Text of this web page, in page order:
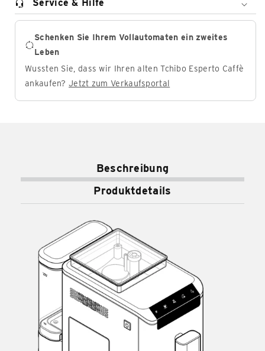
Service & Hilfe
Schenken Sie Ihrem Vollautomaten ein zweites
Leben
Wussten Sie, dass wir Ihren alten Tchibo Esperto Caffè
ankaufen? Jetzt zum Verkaufsportal
Beschreibung
Produktdetails